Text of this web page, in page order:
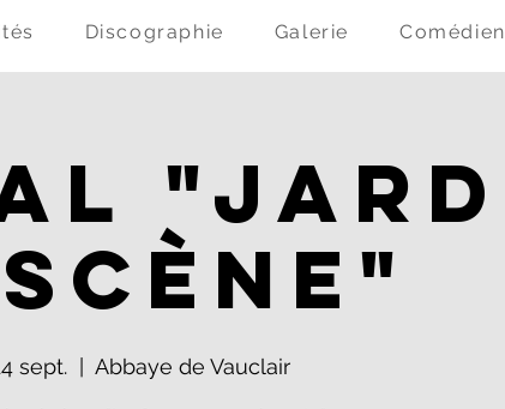
Discographie Galerie
sept.
  |
Abbaye de Vauclair